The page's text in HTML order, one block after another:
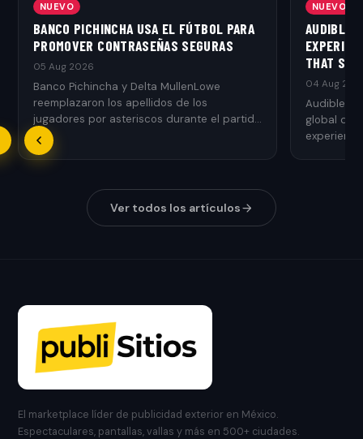
NUEVO
BANCO PICHINCHA USA EL FÚTBOL PARA
PROMOVER CONTRASEÑAS SEGURAS
05 Aug 2026
Banco Pichincha y Delta MullenLowe
reemplazaron los apellidos de los
jugadores por asteriscos durante el partido
más importante de Ecuador para
concientizar sobre la seguridad de las
NUEVO
AUDIBLE
THAT
04 Aug
Audible y
global
Ver todos los artículos
El marketplace líder de publicidad exterior en México.
Espectaculares, pantallas, vallas y más en 500+ ciudades.